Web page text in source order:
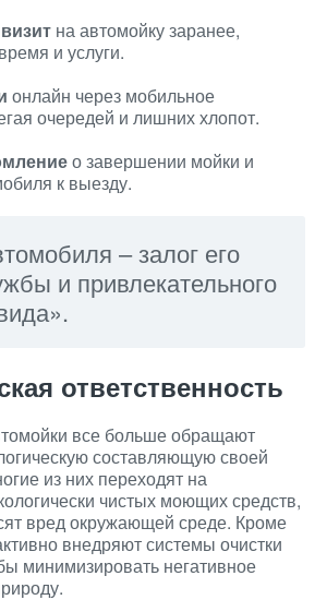
на автомойку заранее,
и услуги.
онлайн через мобильное
очередей и лишних хлопот.
о завершении мойки и
к выезду.
– залог его
и привлекательного
ответственность
все больше обращают
составляющую своей
из них переходят на
чистых моющих средств,
вред окружающей среде. Кроме
внедряют системы очистки
минимизировать негативное